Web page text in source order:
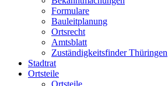
Formulare
Bauleitplanung
Ortsrecht
Amtsblatt
Zuständigkeitsfinder Thüringen
Stadtrat
Ortsteile